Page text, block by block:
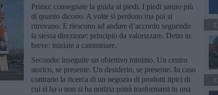
Primo: consegnate la guida ai piedi. I piedi sanno più
di quanto dicono. A volte si perdono ma poi si
ritrovano. E riescono ad andare d’accordo seguendo
la stessa direzione: principio da valorizzare. Detto in
breve: iniziate a camminare.
Secondo: inseguite un obiettivo minimo. Un centro
storico, se presente. Un desiderio, se presente. In caso
contrario la ricerca di un negozio di prodotti tipici di
cui si ha o non si ha notizia potrà trasformarsi in una